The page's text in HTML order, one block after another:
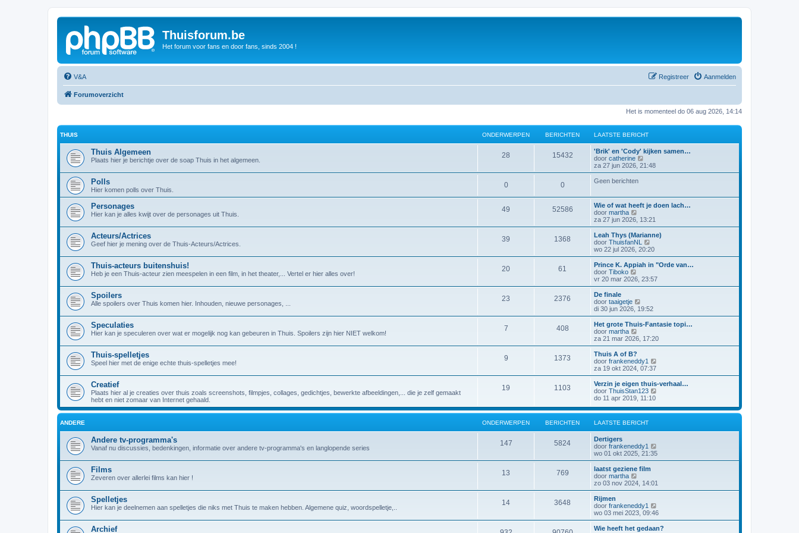
Thuisforum.be
Het forum voor fans en door fans, sinds 2004 !
V&A Aanmelden
Registreer
Forumoverzicht
Het is momenteel do 06 aug 2026, 14:14
THUIS ONDERWERPEN BERICHTEN LAATSTE BERICHT
Thuis Algemeen
Plaats hier je berichtje over de soap Thuis in het algemeen.
28 15432
'Brik' en 'Cody' kijken samen…
door catherine
e
k
l
a
t
s
t
e
b
e
r
c
h
za 27 jun 2026, 21:48
Polls
Hier komen polls over Thuis.
0 0 Geen berichten
Personages
Hier kan je alles kwijt over de personages uit Thuis.
49 52586
Wie of wat heeft je doen lach…
door martha
e
k
i
j
k
a
a
t
s
b
e
r
i
h
t
za 27 jun 2026, 13:21
Acteurs/Actrices
Geef hier je mening over de Thuis-Acteurs/Actrices.
39 1368
Leah Thys (Marianne)
door ThuisfanNL
e
k
i
k
t
s
e
e
r
c
h
t
wo 22 jul 2026, 20:20
Thuis-acteurs buitenshuis!
Heb je een Thuis-acteur zien meespelen in een film, in het theater,... Vertel er hier alles over!
20 61
Prince K. Appiah in "Orde van…
door Tiboko
e
k
j
k
a
a
t
s
b
e
r
i
c
h
t
vr 20 mar 2026, 23:57
Spoilers
Alle spoilers over Thuis komen hier. Inhouden, nieuwe personages, ...
23 2376
De finale
door taaigetje
e
k
i
k
a
t
s
e
b
e
r
i
c
di 30 jun 2026, 19:52
Speculaties
Hier kan je speculeren over wat er mogelijk nog kan gebeuren in Thuis. Spoilers zijn hier NIET welkom!
7 408
Het grote Thuis-Fantasie topi…
door martha
e
k
j
k
l
a
t
s
t
e
b
e
i
c
h
t
za 21 mar 2026, 17:20
Thuis-spelletjes
Speel hier met de enige echte thuis-spelletjes mee!
9 1373
Thuis A of B?
door frankeneddy1
k
a
s
b
e
h
za 19 okt 2024, 07:37
Creatief
Plaats hier al je creaties over thuis zoals screenshots, filmpjes, collages, gedichtjes, bewerkte afbeeldingen,... die je zelf gemaakt
hebt en niet zomaar van Internet gehaald.
19 1103
Verzin je eigen thuis-verhaal…
door ThuisStan123
i
l
t
s
e
c
h
t
do 11 apr 2019, 11:10
ANDERE ONDERWERPEN BERICHTEN LAATSTE BERICHT
Andere tv-programma's
Vanaf nu discussies, bedenkingen, informatie over andere tv-programma's en langlopende series
147 5824
Dertigers
door frankeneddy1
e
k
t
s
e
wo 01 okt 2025, 21:35
Films
Zeveren over allerlei films kan hier !
13 769
laatst geziene film
door martha
e
k
j
k
zo 03 nov 2024, 14:01
Spelletjes
Hier kan je deelnemen aan spelletjes die niks met Thuis te maken hebben. Algemene quiz, woordspelletje,..
14 3648
Rijmen
door frankeneddy1
e
k
i
wo 03 mei 2023, 09:46
Archief
Wie heeft het gedaan?